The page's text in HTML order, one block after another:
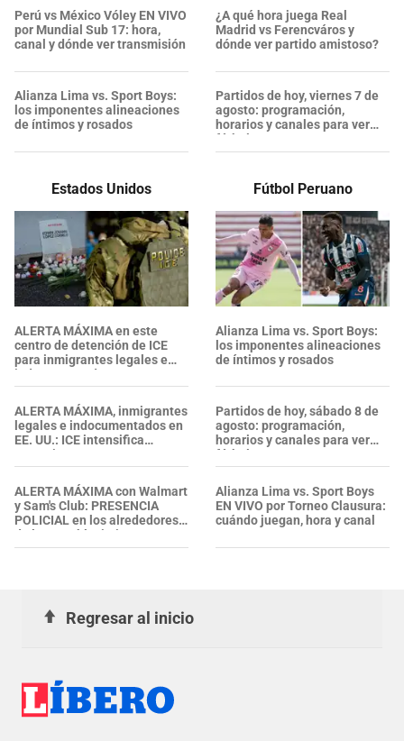
Perú vs México Vóley EN VIVO
por Mundial Sub 17: hora,
canal y dónde ver transmisión
Alianza Lima vs. Sport Boys:
los imponentes alineaciones
de íntimos y rosados
¿A qué hora juega Real
Madrid vs Ferencváros y
dónde ver partido amistoso?
Partidos de hoy, viernes 7 de
agosto: programación,
horarios y canales para ver
fútbol GRATIS
Estados Unidos
ALERTA MÁXIMA en este
centro de detención de ICE
para inmigrantes legales e
indocumentados en EE. UU.:
SALVADOREÑO falleció tras
sufrir una "emergencia
médica"
ALERTA MÁXIMA, inmigrantes
legales e indocumentados en
EE. UU.: ICE intensifica
operativos en aeropuertos y
arresta a NUMEROSOS
EXTRANJEROS en un solo día
ALERTA MÁXIMA con Walmart
y Sam's Club: PRESENCIA
POLICIAL en los alrededores
de los establecimientos en
esta zona, ¿se confirmaron
Fútbol Peruano
Alianza Lima vs. Sport Boys:
los imponentes alineaciones
de íntimos y rosados
Partidos de hoy, sábado 8 de
agosto: programación,
horarios y canales para ver
fútbol EN VIVO
Alianza Lima vs. Sport Boys
EN VIVO por Torneo Clausura:
cuándo juegan, hora y canal
Regresar al inicio